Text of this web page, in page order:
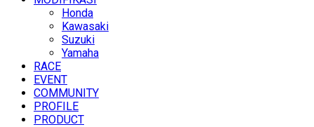
Honda
Kawasaki
Suzuki
Yamaha
RACE
EVENT
COMMUNITY
PROFILE
PRODUCT